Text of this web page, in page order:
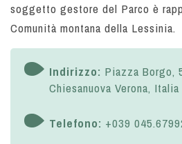
soggetto gestore del Parco è
Comunità montana della Lessinia.
Indirizzo: Piazza Borgo,
Chiesanuova Verona, Italia
Telefono: +039